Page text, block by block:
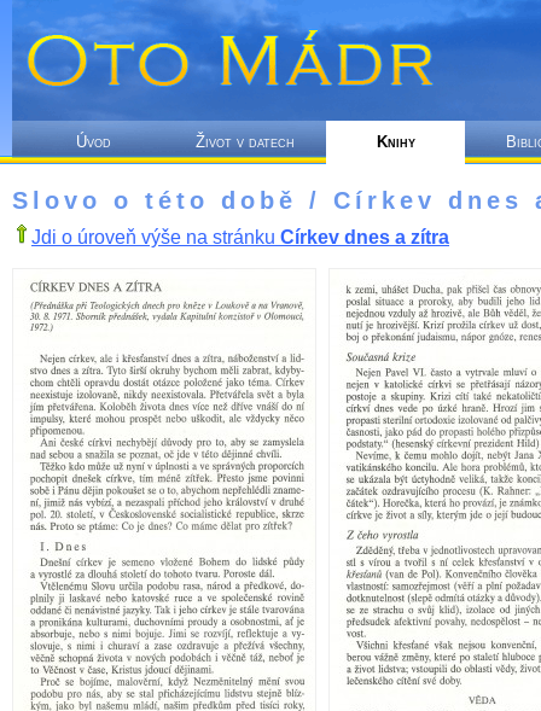
Úvod Život v datech Knihy
Slovo o této době / Církev dnes
Jdi o úroveň výše na stránku Církev dnes a zítra